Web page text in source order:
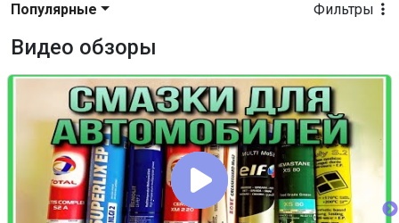
Фильтры
Популярные
Видео обзоры